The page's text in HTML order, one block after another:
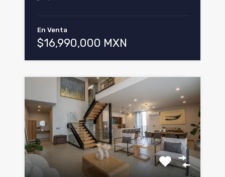
En Venta
$16,990,000 MXN